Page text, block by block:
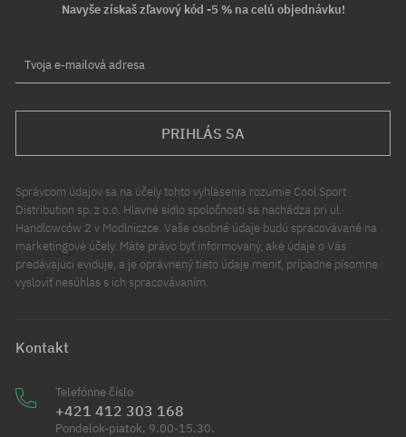
Navyše získaš zľavový kód -5 % na celú objednávku!
Tvoja e-mailová adresa
PRIHLÁS SA
Správcom údajov sa na účely tohto vyhlásenia rozumie Cool Sport
Distribution sp. z o.o. Hlavné sídlo spoločnosti sa nachádza pri ul.
Handlowców 2 v Modlniczce. Vaše osobné údaje budú spracovávané na
marketingové účely. Máte právo byť informovaný, aké údaje o Vás
predávajúci eviduje, a je oprávnený tieto údaje meniť, prípadne písomne
vysloviť nesúhlas s ich spracovávaním.
Kontakt
Telefónne číslo
+421 412 303 168
Pondelok-piatok, 9.00-15.30.